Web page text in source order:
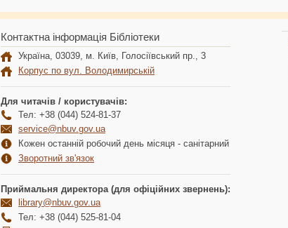
Контактна інформація Бібліотеки
Україна, 03039, м. Київ, Голосіївський пр., 3
Корпус по вул. Володимирській
Для читачів / користувачів:
Тел: +38 (044) 524-81-37
service@nbuv.gov.ua
Кожен останній робочий день місяця - санітарний
Зворотний зв'язок
Приймальня директора (для офіційних звернень):
library@nbuv.gov.ua
Тел: +38 (044) 525-81-04